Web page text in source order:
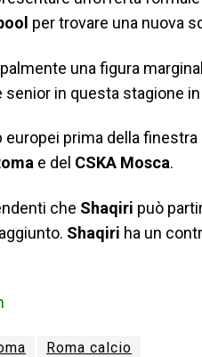
per trovare una nuova
una figura
senior in questa stagione
europei prima della
e del CSKA Mosca.
che Shaqiri può
Shaqiri ha un
Roma calcio